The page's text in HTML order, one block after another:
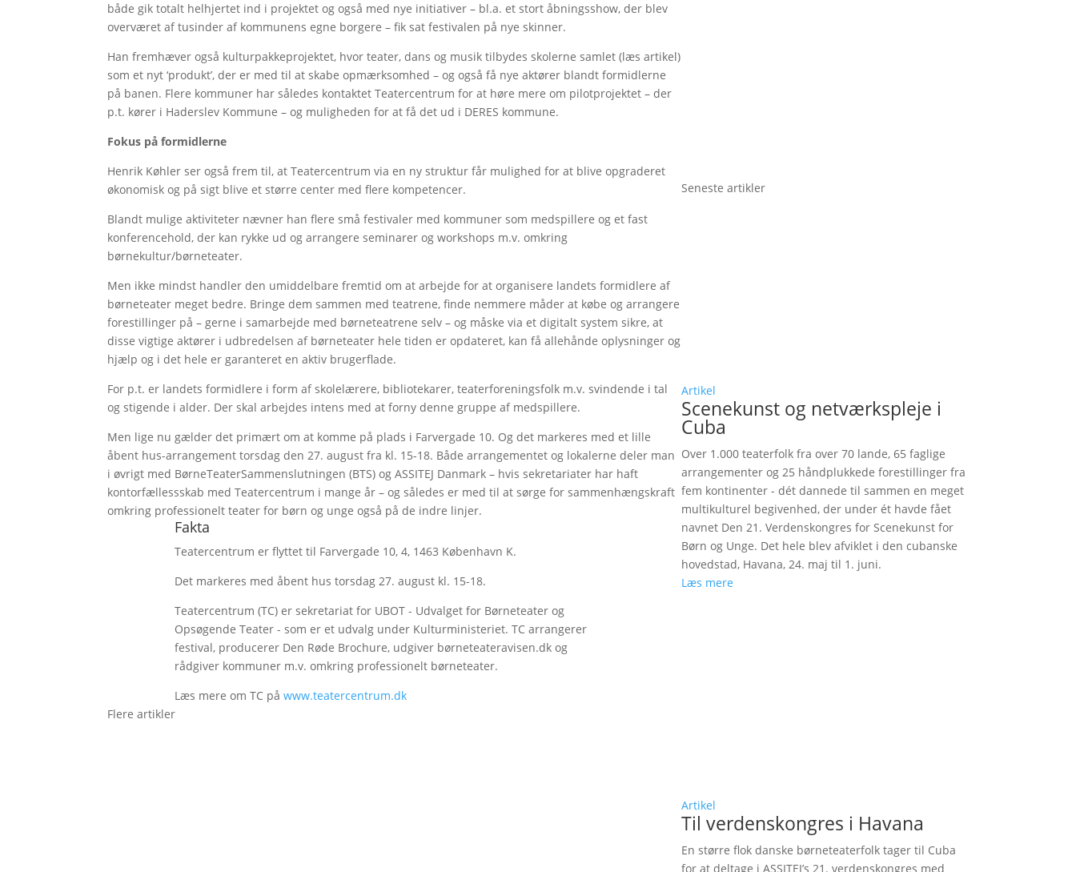
både gik totalt helhjertet ind i projektet og også med nye initiativer – bl.a. et stort åbningsshow, der blev
overværet af tusinder af kommunens egne borgere – fik sat festivalen på nye skinner.
Han fremhæver også kulturpakkeprojektet, hvor teater, dans og musik tilbydes skolerne samlet (læs artikel)
som et nyt ‘produkt’, der er med til at skabe opmærksomhed – og også få nye aktører blandt formidlerne
på banen. Flere kommuner har således kontaktet Teatercentrum for at høre mere om pilotprojektet – der
p.t. kører i Haderslev Kommune – og muligheden for at få det ud i DERES kommune.
Fokus på formidlerne
Henrik Køhler ser også frem til, at Teatercentrum via en ny struktur får mulighed for at blive opgraderet
økonomisk og på sigt blive et større center med flere kompetencer.
Blandt mulige aktiviteter nævner han flere små festivaler med kommuner som medspillere og et fast
konferencehold, der kan rykke ud og arrangere seminarer og workshops m.v. omkring
børnekultur/børneteater.
Men ikke mindst handler den umiddelbare fremtid om at arbejde for at organisere landets formidlere af
børneteater meget bedre. Bringe dem sammen med teatrene, finde nemmere måder at købe og arrangere
forestillinger på – gerne i samarbejde med børneteatrene selv – og måske via et digitalt system sikre, at
disse vigtige aktører i udbredelsen af børneteater hele tiden er opdateret, kan få allehånde oplysninger og
hjælp og i det hele er garanteret en aktiv brugerflade.
For p.t. er landets formidlere i form af skolelærere, bibliotekarer, teaterforeningsfolk m.v. svindende i tal
og stigende i alder. Der skal arbejdes intens med at forny denne gruppe af medspillere.
Men lige nu gælder det primært om at komme på plads i Farvergade 10. Og det markeres med et lille
åbent hus-arrangement torsdag den 27. august fra kl. 15-18. Både arrangementet og lokalerne deler man
i øvrigt med BørneTeaterSammenslutningen (BTS) og ASSITEJ Danmark – hvis sekretariater har haft
kontorfællessskab med Teatercentrum i mange år – og således er med til at sørge for sammenhængskraft
omkring professionelt teater for børn og unge også på de indre linjer.
Fakta
Teatercentrum er flyttet til Farvergade 10, 4, 1463 København K.
Det markeres med åbent hus torsdag 27. august kl. 15-18.
Teatercentrum (TC) er sekretariat for UBOT - Udvalget for Børneteater og
Opsøgende Teater - som er et udvalg under Kulturministeriet. TC arrangerer
festival, producerer Den Røde Brochure, udgiver børneteateravisen.dk og
rådgiver kommuner m.v. omkring professionelt børneteater.
Læs mere om TC på www.teatercentrum.dk
Flere artikler
Seneste artikler
Artikel
Scenekunst og netværkspleje i
Cuba
Over 1.000 teaterfolk fra over 70 lande, 65 faglige
arrangementer og 25 håndplukkede forestillinger fra
fem kontinenter - dét dannede til sammen en meget
multikulturel begivenhed, der under ét havde fået
navnet Den 21. Verdenskongres for Scenekunst for
Børn og Unge. Det hele blev afviklet i den cubanske
hovedstad, Havana, 24. maj til 1. juni.
Læs mere
Artikel
Til verdenskongres i Havana
En større flok danske børneteaterfolk tager til Cuba
for at deltage i ASSITEJ’s 21. verdenskongres med